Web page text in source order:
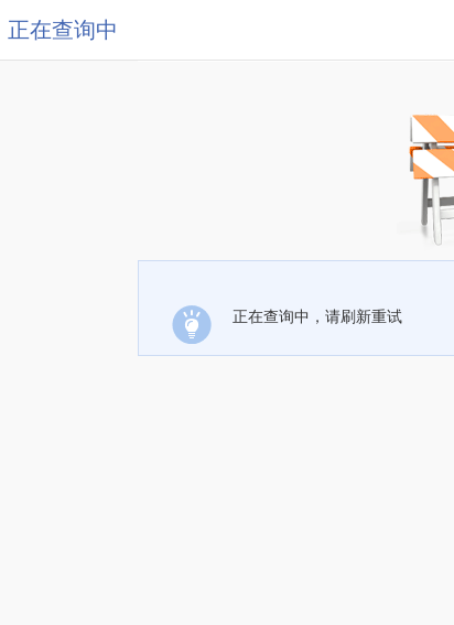
正在查询中
正在查询中，请刷新重试